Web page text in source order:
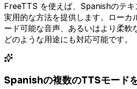
FreeTTS を使えば、Spanishのテキ
実用的な方法を提供します。ローカ
ード可能な音声、あるいはより柔軟
どのような用途にも対応可能です。
Spanishの複数のTTSモード